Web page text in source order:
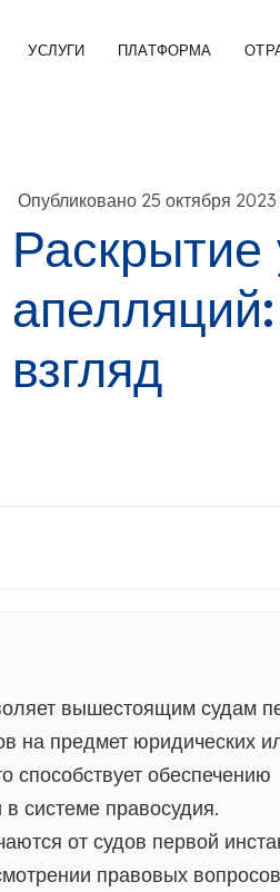
УСЛУГИ ПЛАТФОРМА
Опубликовано 25 октября 2023
взгляд
вышестоящим судам
на предмет юридических
способствует обеспечению
системе правосудия.
от судов первой
правовых